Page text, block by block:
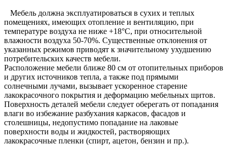
Мебель должна эксплуатироваться в сухих и теплых
помещениях, имеющих отопление и вентиляцию, при
температуре воздуха не ниже +18°C, при относительной
влажности воздуха 50-70%. Существенные отклонения от
указанных режимов приводят к значительному ухудшению
потребительских качеств мебели.
Расположение мебели ближе 80 см от отопительных приборов
и других источников тепла, а также под прямыми
солнечными лучами, вызывает ускоренное старение
лакокрасочного покрытия и деформацию мебельных щитов.
Поверхность деталей мебели следует оберегать от попадания
влаги во избежание разбухания каркасов, фасадов и
столешницы, недопустимо попадание на лаковые
поверхности воды и жидкостей, растворяющих
лакокрасочные пленки (спирт, ацетон, бензин и пр.).